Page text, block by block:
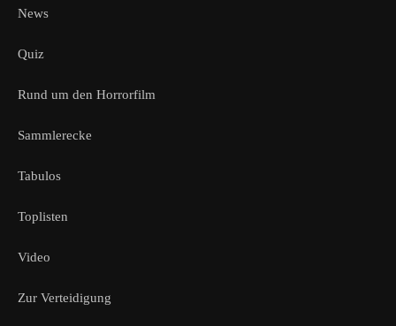
News
Quiz
Rund um den Horrorfilm
Sammlerecke
Tabulos
Toplisten
Video
Zur Verteidigung